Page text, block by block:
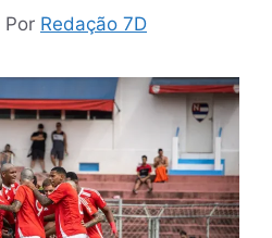
Por Redação 7D